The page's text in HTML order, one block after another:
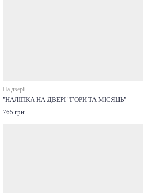
На двері
"НАЛІПКА НА ДВЕРІ "ГОРИ ТА МІСЯЦЬ"
765 грн